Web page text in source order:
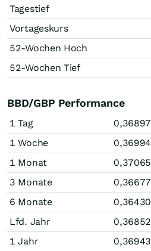
Tagestief
Vortageskurs
52-Wochen Hoch
52-Wochen Tief
BBD/GBP Performance
1 Tag 0,36897
1 Woche
0,36994
1 Monat
0,37065
3 Monate
0,36677
6 Monate
0,36430
Lfd. Jahr
0,36852
1 Jahr
0,36943